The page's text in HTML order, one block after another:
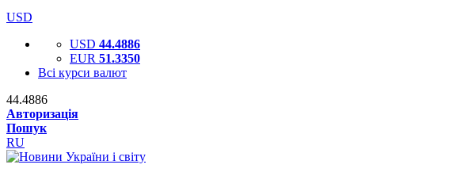
USD
USD 44.4886
EUR 51.3350
Всі курси валют
44.4886
Авторизація
Пошук
RU